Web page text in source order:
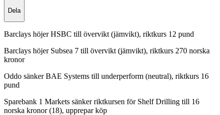
Dela
Barclays höjer HSBC till övervikt (jämvikt), riktkurs 12 pund
Barclays höjer Subsea 7 till övervikt (jämvikt), riktkurs 270 norska
kronor
Oddo sänker BAE Systems till underperform (neutral), riktkurs 16
pund
Sparebank 1 Markets sänker riktkursen för Shelf Drilling till 16
norska kronor (18), upprepar köp